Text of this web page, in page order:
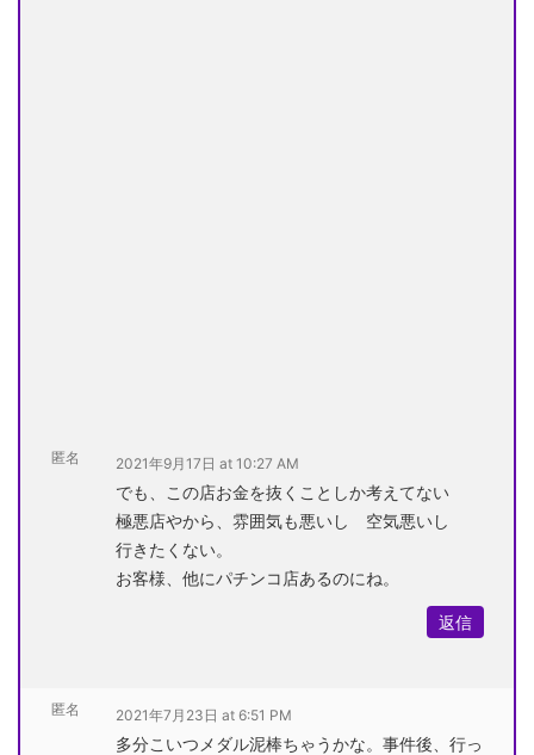
匿名 2021年9月17日 at 10:27 AM
でも、この店お金を抜くことしか考えてない
極悪店やから、雰囲気も悪いし 空気悪いし
行きたくない。
お客様、他にパチンコ店あるのにね。
返信
匿名 2021年7月23日 at 6:51 PM
多分こいつメダル泥棒ちゃうかな。事件後、行っ